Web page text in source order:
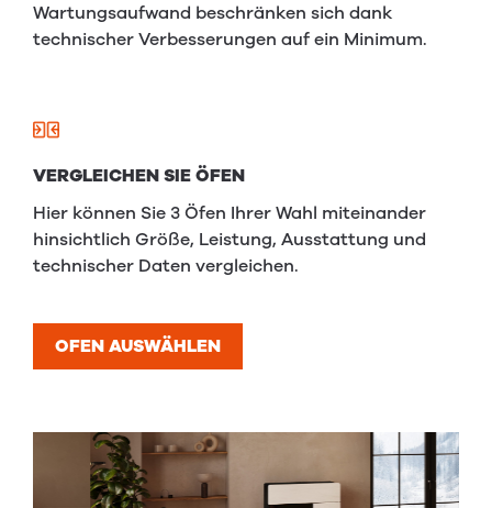
Wartungsaufwand beschränken sich dank
technischer Verbesserungen auf ein Minimum.
VERGLEICHEN SIE ÖFEN
Hier können Sie 3 Öfen Ihrer Wahl miteinander
hinsichtlich Größe, Leistung, Ausstattung und
technischer Daten vergleichen.
OFEN AUSWÄHLEN